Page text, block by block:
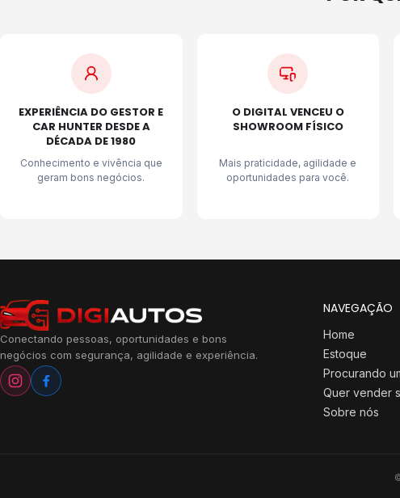
EXPERIÊNCIA DO GESTOR E
CAR HUNTER DESDE A
DÉCADA DE 1980
Conhecimento e vivência que
geram bons negócios.
O DIGITAL VENCEU O
SHOWROOM FÍSICO
Mais praticidade, agilidade e
oportunidades para você.
Conectando pessoas, oportunidades e bons
negócios com segurança, agilidade e experiência.
NAVEGAÇÃO
Home
Estoque
Procurando
Quer vender
Sobre nós